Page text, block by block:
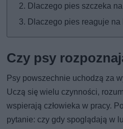
Dlaczego pies szczeka
Dlaczego pies reaguje na
Czy psy
Psy powszechnie uchodzą za
Uczą się wielu czynności,
wspierają człowieka w pracy.
pytanie: czy gdy spoglądają w